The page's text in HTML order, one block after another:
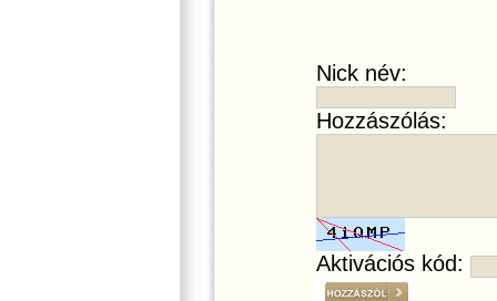
Nick név:
Hozzászólás:
Aktivációs kód: